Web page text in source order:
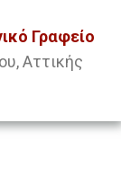
Γραφείο
Αττικής